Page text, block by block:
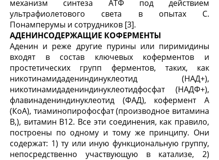
механизм синтеза АТФ под действием
ультрафиоле­тового света в опытах С.
Понамперумы и сотрудни­ков [3].
АДЕНИНСОДЕРЖАЩИЕ КОФЕРМЕНТЫ
Аденин и реже другие пурины или пиримидины
входят в состав ключевых коферментов и
простетических групп ферментов, таких, как
никотинамидадениндинуклеотид (НАД+),
никотинамидадениндинуклеотидфосфат (НАДФ+),
флавинадениндинуклеотид (ФАД), кофермент А
(КоА), тиаминопирофосфат (производное витамина
В,), витамин В12. Все эти соединения, как правило,
построены по одному и тому же принципу. Они
содержат: 1) ту или иную функциональную группу,
непосредственно участву­ющую в катализе, 2)